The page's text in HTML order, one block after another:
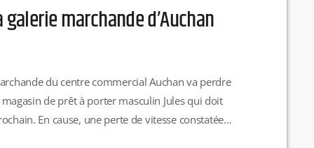
marchande d’Auchan
du centre commercial Auchan va perdre
de prêt à porter masculin Jules qui doit
En cause, une perte de vitesse constatée